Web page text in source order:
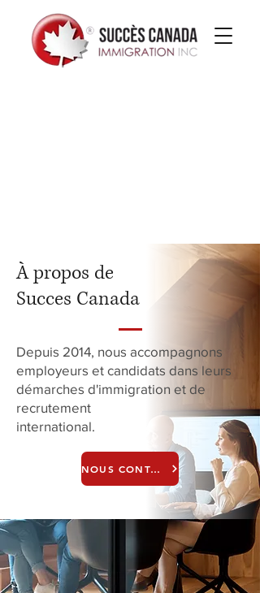
À propos de
Succes Canada
Depuis 2014, nous accompagnons
employeurs et candidats dans leurs
démarches d'immigration et de
recrutement
international.
NOUS CONTACTER